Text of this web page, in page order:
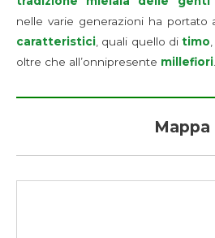
nelle varie generazioni ha portato
caratteristici, quali quello di timo
oltre che all’onnipresente millefiori.
Mappa